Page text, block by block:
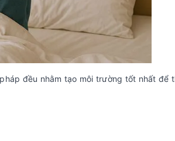
đều nhằm tạo môi trường tốt nhất để